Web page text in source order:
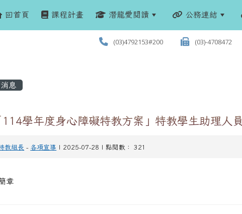
回首頁 課程計畫 潛龍愛閱讀 公務連結
(03)4792153#200 (03)-4708472
息
114學年度身心障礙特教方案」特教學生助理人
教組長 - 各項宣導 | 2025-07-28 | 點閱數： 321
章